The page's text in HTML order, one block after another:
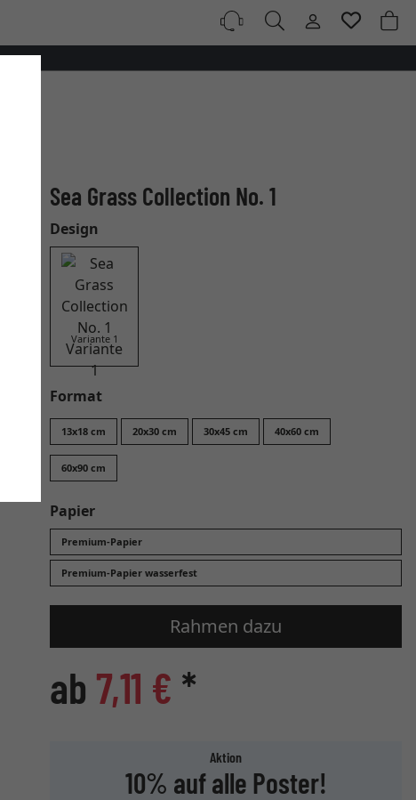
Sea Grass Collection No. 1
Design
Variante 1
Format
13x18 cm 20x30 cm 30x45 cm 40x60 cm
60x90 cm
Papier
Premium-Papier
Premium-Papier wasserfest
Rahmen dazu
ab 7,11 € *
Aktion
10% auf alle Poster!